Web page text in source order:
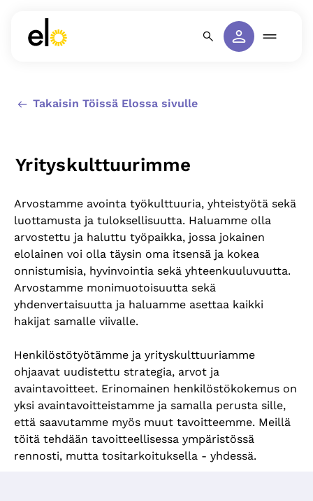
Takaisin Töissä Elossa sivulle
Yrityskulttuurimme
Arvostamme avointa työkulttuuria, yhteistyötä sekä
luottamusta ja tuloksellisuutta. Haluamme olla
arvostettu ja haluttu työpaikka, jossa jokainen
elolainen voi olla täysin oma itsensä ja kokea
onnistumisia, hyvinvointia sekä yhteenkuuluvuutta.
Arvostamme monimuotoisuutta sekä
yhdenvertaisuutta ja haluamme asettaa kaikki
hakijat samalle viivalle.
Henkilöstötyötämme ja yrityskulttuuriamme
ohjaavat uudistettu strategia, arvot ja
avaintavoitteet. Erinomainen henkilöstökokemus on
yksi avaintavoitteistamme ja samalla perusta sille,
että saavutamme myös muut tavoitteemme. Meillä
töitä tehdään tavoitteellisessa ympäristössä
rennosti, mutta tositarkoituksella - yhdessä.